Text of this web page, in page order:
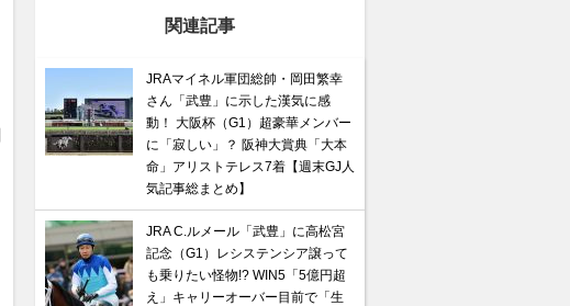
関連記事
JRAマイネル軍団総帥・岡田繁幸
さん「武豊」に示した漢気に感
動！ 大阪杯（G1）超豪華メンバー
に「寂しい」？ 阪神大賞典「大本
命」アリストテレス7着【週末GJ人
気記事総まとめ】
JRA C.ルメール「武豊」に高松宮
記念（G1）レシステンシア譲って
も乗りたい怪物!? WIN5「5億円超
え」キャリーオーバー目前で「生